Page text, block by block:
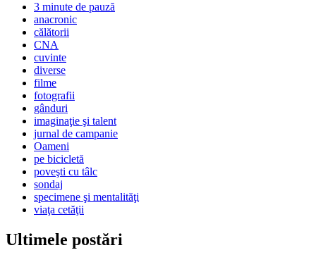
3 minute de pauză
anacronic
călătorii
CNA
cuvinte
diverse
filme
fotografii
gânduri
imaginaţie şi talent
jurnal de campanie
Oameni
pe bicicletă
poveşti cu tâlc
sondaj
specimene şi mentalităţi
viaţa cetăţii
Ultimele postări